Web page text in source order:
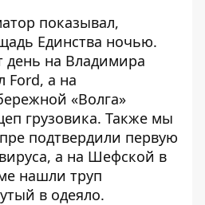
показывал,
Единства ночью.
день на Владимира
Ford, а на
«Волга»
грузовика. Также мы
подтвердили первую
, а на Шефской в
нашли труп
в одеяло.